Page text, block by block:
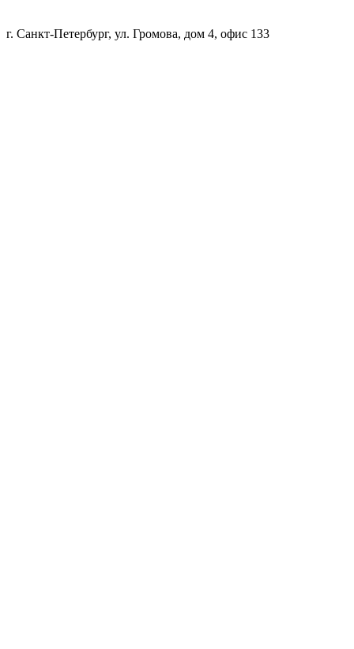
г. Санкт-Петербург, ул. Громова, дом 4, офис 133